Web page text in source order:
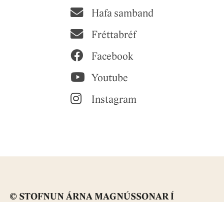
Hafa samband
Fréttabréf
Facebook
Youtube
Instagram
© STOFNUN ÁRNA MAGNÚSSONAR Í